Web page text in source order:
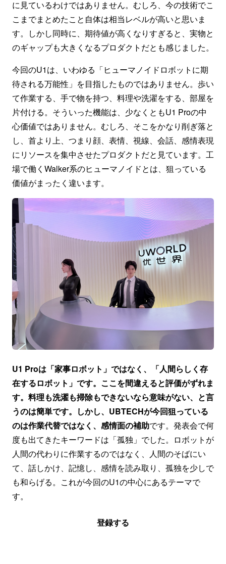
に見ているわけではありません。むしろ、今の技術でこ
こまでまとめたこと自体は相当レベルが高いと思いま
す。しかし同時に、期待値が高くなりすぎると、実物と
のギャップも大きくなるプロダクトだとも感じました。
今回のU1は、いわゆる「ヒューマノイドロボットに期
待される万能性」を目指したものではありません。歩い
て作業する、手で物を持つ、料理や洗濯をする、部屋を
片付ける。そういった機能は、少なくともU1 Proの中
心価値ではありません。むしろ、そこをかなり削ぎ落と
し、首より上、つまり顔、表情、視線、会話、感情表現
にリソースを集中させたプロダクトだと見ています。工
場で働くWalker系のヒューマノイドとは、狙っている
価値がまったく違います。
U1 Proは「家事ロボット」ではなく、「人間らしく存
在するロボット」です。ここを間違えると評価がずれま
す。料理も洗濯も掃除もできないなら意味がない、と言
うのは簡単です。しかし、UBTECHが今回狙っている
のは作業代替ではなく、感情面の補助です。発表会で何
度も出てきたキーワードは「孤独」でした。ロボットが
人間の代わりに作業するのではなく、人間のそばにい
て、話しかけ、記憶し、感情を読み取り、孤独を少しで
も和らげる。これが今回のU1の中心にあるテーマで
す。
登録する